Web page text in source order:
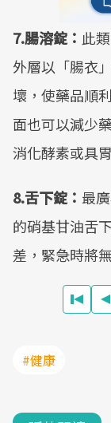
7.腸溶錠： 此
外層以「腸衣
壞，使藥品順
面也可以減少
消化酵素或具
8.舌下錠： 最
的硝基甘油舌
差，緊急時將
#健康